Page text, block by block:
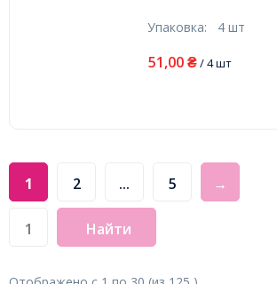
Упаковка: 4 шт
51,00 ₴/ 4 шт
1 2 ... 5 →
Найти